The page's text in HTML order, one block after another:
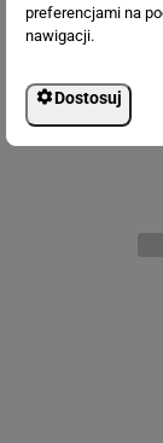
preferencjami na
nawigacji.
Dostosuj